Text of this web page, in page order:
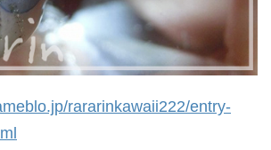
rararinkawaii222/entry-